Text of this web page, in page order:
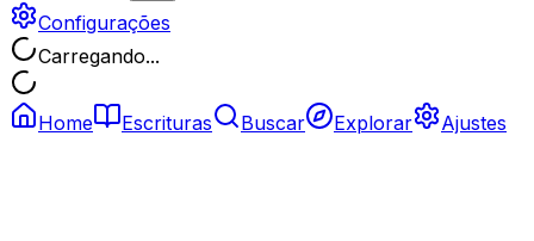
Configurações
Carregando...
Home Escrituras Buscar Explorar Ajustes